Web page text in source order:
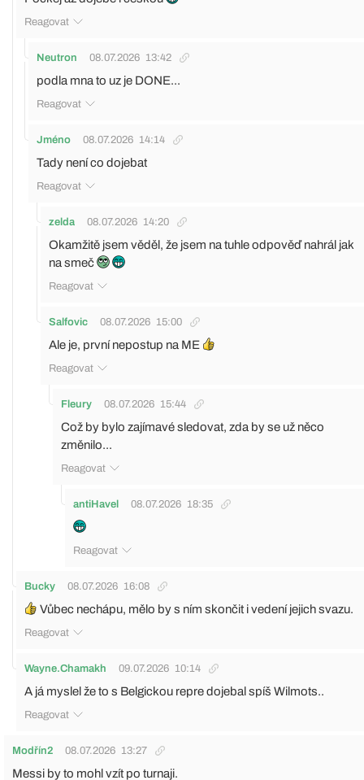
Reagovat
Neutron 08.07.2026 13:42
podla mna to uz je DONE...
Reagovat
Jméno 08.07.2026 14:14
Tady není co dojebat
Reagovat
zelda 08.07.2026 14:20
Okamžitě jsem věděl, že jsem na tuhle odpověď nahrál jak
na smeč
Reagovat
Salfovic 08.07.2026 15:00
Ale je, první nepostup na ME
Reagovat
Fleury 08.07.2026 15:44
Což by bylo zajímavé sledovat, zda by se už něco
změnilo...
Reagovat
antiHavel 08.07.2026 18:35
Reagovat
Bucky 08.07.2026 16:08
Vůbec nechápu, mělo by s ním skončit i vedení jejich svazu.
Reagovat
Wayne.Chamakh 09.07.2026 10:14
A já myslel že to s Belgickou repre dojebal spíš Wilmots..
Reagovat
Modřín2 08.07.2026 13:27
Messi by to mohl vzít po turnaji.